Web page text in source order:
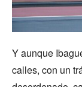
Y aunque
calles, con un